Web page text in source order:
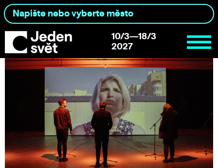
10/3—18/3
2027